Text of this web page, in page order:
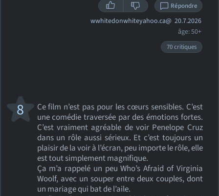
Répondre
wwhitedonwhiteyahoo.ca@ 20.7.2026
âge: 50+
70 critiques
Ce film n’est pas pour les cœurs sensibles. C’est
une comédie traversée par des émotions fortes.
C’est vraiment agréable de voir Penelope Cruz
dans un rôle aussi sérieux. Et c’est toujours un
plaisir de la voir à l’écran, peu importe le rôle, elle
est tout simplement magnifique.
Ça m’a rappelé un peu Who’s Afraid of Virginia
Woolf, avec un souper entre deux couples, dont
un mariage qui bat de l’aile.
8